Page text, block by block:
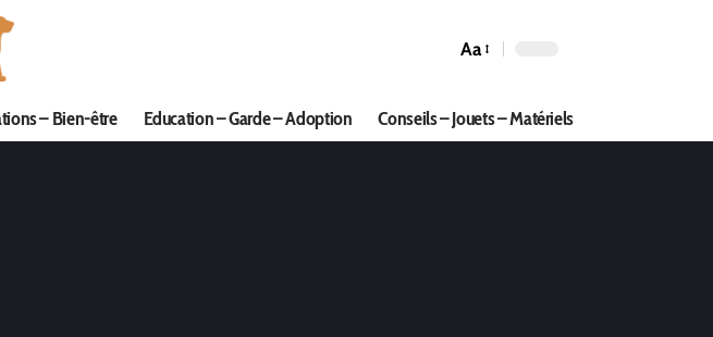
Aa
– Bien-être Education – Garde – Adoption Conseils – Jouets – Matériels